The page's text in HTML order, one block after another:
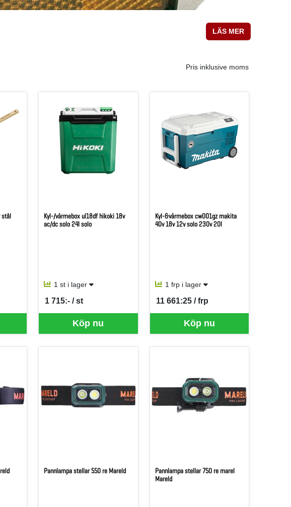
LÄS MER
Pris inklusive moms
stål
Kyl-/värmebox ul18df hikoki 18v
ac/dc solo 24l solo
1 st i lager
Köp nu
1 715:- / st
SEK per ST
Kyl-&värmebox cw001gz makita
40v 18v 12v solo 230v 20l
1 frp i lager
Köp nu
11 661:25 / frp
SEK per FRP
Pannlampa stellar 550 re Mareld
Pannlampa stellar 750 re marel
Mareld